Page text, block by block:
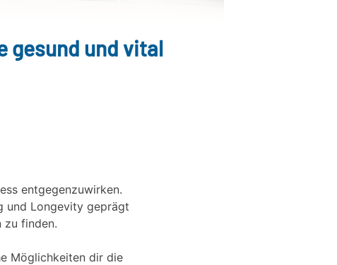
gesund und vital
entgegenzuwirken.
und Longevity geprägt
zu finden.
Möglichkeiten dir die